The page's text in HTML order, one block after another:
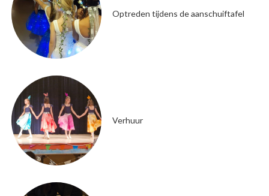
Optreden tijdens de aanschuiftafel
Verhuur